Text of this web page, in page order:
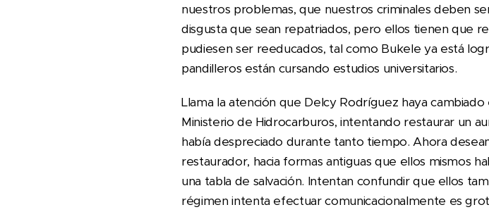
nuestros problemas, que nuestros criminales deben
disgusta que sean repatriados, pero ellos tienen que
pudiesen ser reeducados, tal como Bukele ya está
pandilleros están cursando estudios universitarios.
Llama la atención que Delcy Rodríguez haya
Ministerio de Hidrocarburos, intentando restaurar un
había despreciado durante tanto tiempo. Ahora
restaurador, hacia formas antiguas que ellos mismos
una tabla de salvación. Intentan confundir que ellos
régimen intenta efectuar comunicacionalmente es